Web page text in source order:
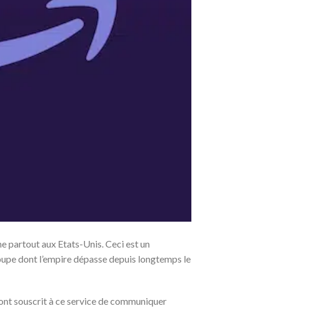
partout aux Etats-Unis. Ceci est un
dont l’empire dépasse depuis longtemps le
souscrit à ce service de communiquer